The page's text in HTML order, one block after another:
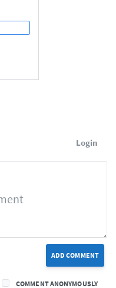
Login
ADD COMMENT
COMMENT ANONYMOUSLY